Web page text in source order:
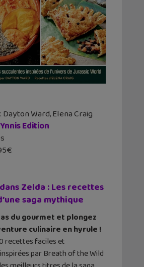
Ward, Elena Craig
Ynnis Edition
Zelda : Les recettes
saga mythique
du gourmet et plongez
culinaire en hyrule !
recettes faciles et
par Breath of the Wild